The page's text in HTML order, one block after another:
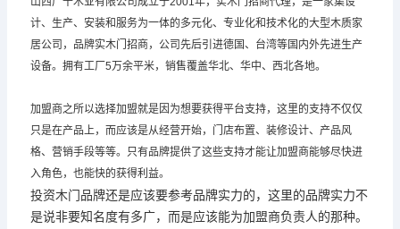
计、生产、安装和服务为一体的多元化、专业化和技术化的大型木质家
居公司，品牌实木门招商，公司先后引进德国、台湾等国内外先进生产
设备。拥有工厂5万余平米，销售覆盖华北、华中、西北各地。
加盟商之所以选择加盟就是因为想要获得平台支持，这里的支持不仅仅
只是在产品上，而应该是从经营开始，门店布置、装修设计、产品风
格、营销手段等等。只有品牌提供了这些支持才能让加盟商能够尽快进
入角色，也能快的获得利益。
投资木门品牌还是应该要参考品牌实力的，这里的品牌实力不
是说非要知名度有多广，而是应该能为加盟商负责人的那种。